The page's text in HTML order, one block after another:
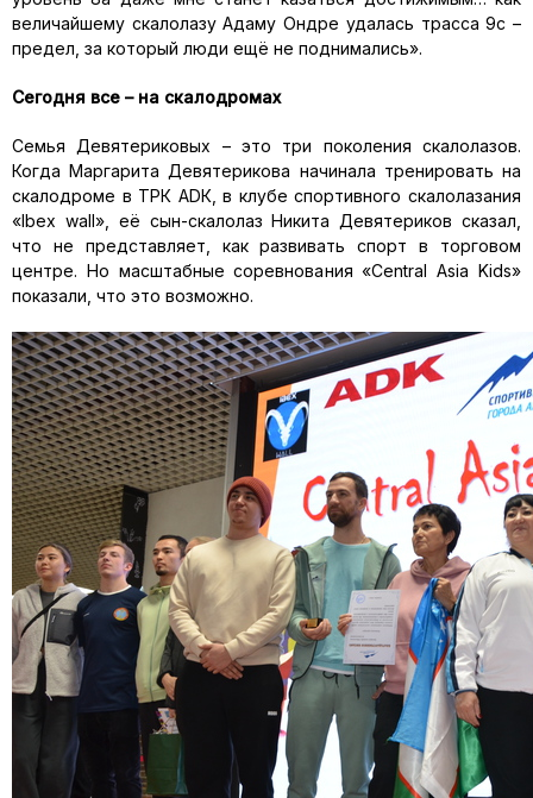
величайшему скалолазу Адаму Ондре удалась трасса 9с –
предел, за который люди ещё не поднимались».
Сегодня все – на скалодромах
Семья Девятериковых – это три поколения скалолазов.
Когда Маргарита Девятерикова начинала тренировать на
скалодроме в ТРК ADК, в клубе спортивного скалолазания
«Ibex wall», её сын-cкалолаз Никита Девятериков сказал,
что не представляет, как развивать спорт в торговом
центре. Но масштабные соревнования «Central Asia Kids»
показали, что это возможно.